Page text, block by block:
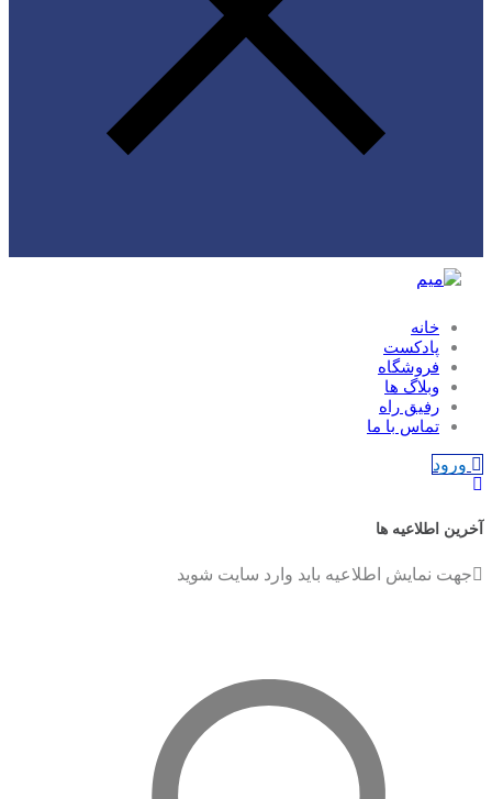
خانه
پادکست
فروشگاه
وبلاگ ها
رفیق راه
تماس با ما
ورود
آخرین اطلاعیه ها
جهت نمایش اطلاعیه باید وارد سایت شوید